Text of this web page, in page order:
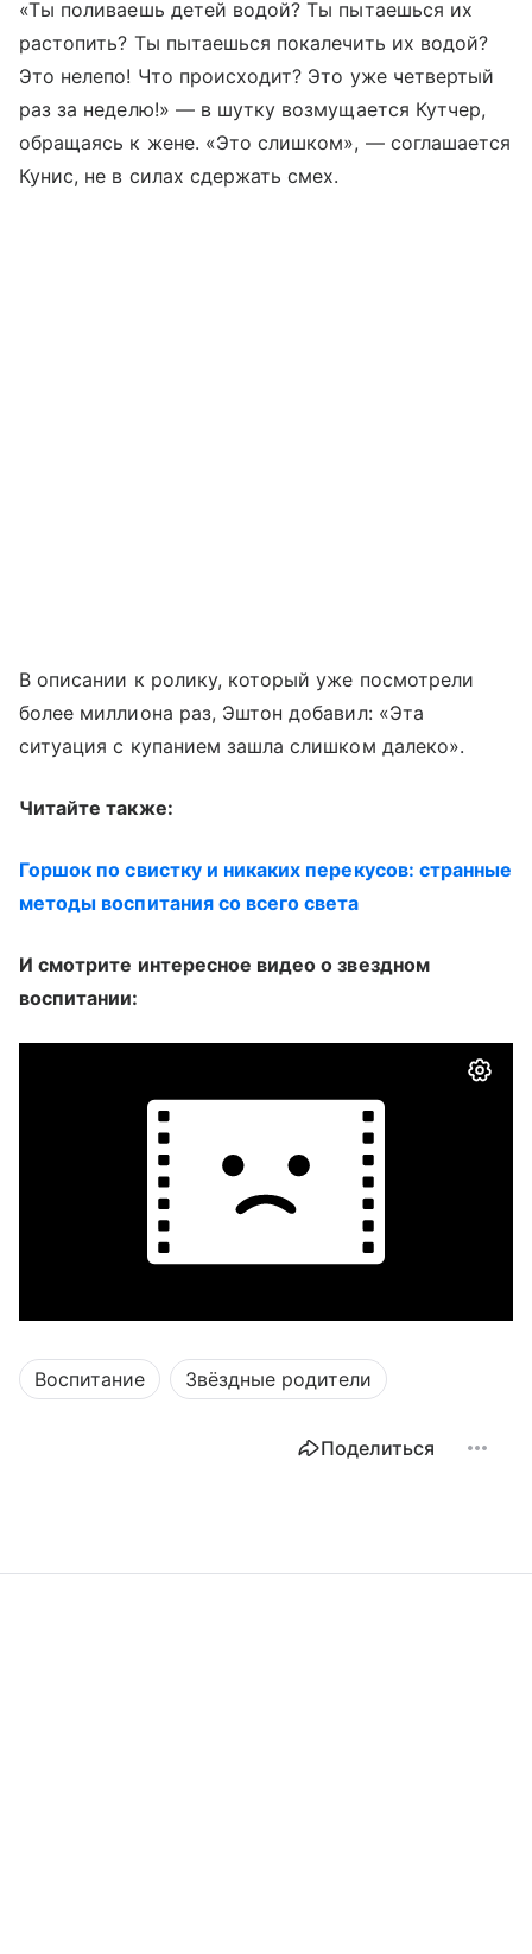
«Ты поливаешь детей водой? Ты пытаешься их
растопить? Ты пытаешься покалечить их водой?
Это нелепо! Что происходит? Это уже четвертый
раз за неделю!» — в шутку возмущается Кутчер,
обращаясь к жене. «Это слишком», — соглашается
Кунис, не в силах сдержать смех.
В описании к ролику, который уже посмотрели
более миллиона раз, Эштон добавил: «Эта
ситуация с купанием зашла слишком далеко».
Читайте также:
Горшок по свистку и никаких перекусов: странные
методы воспитания со всего света
И смотрите интересное видео о звездном
воспитании:
Воспитание Звёздные родители
Поделиться